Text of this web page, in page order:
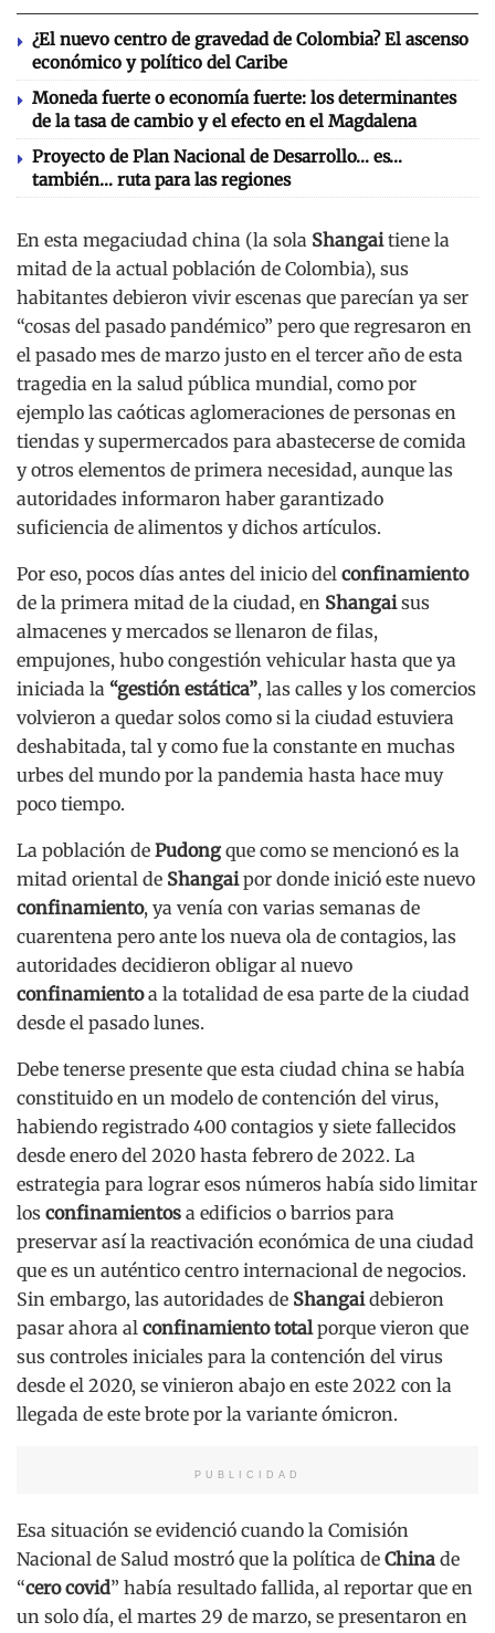
¿El nuevo centro de gravedad de Colombia? El ascenso
económico y político del Caribe
Moneda fuerte o economía fuerte: los determinantes
de la tasa de cambio y el efecto en el Magdalena
Proyecto de Plan Nacional de Desarrollo… es…
también… ruta para las regiones
En esta megaciudad china (la sola Shangaitiene la
mitad de la actual población de Colombia), sus
habitantes debieron vivir escenas que parecían ya ser
“cosas del pasado pandémico” pero que regresaron en
el pasado mes de marzo justo en el tercer año de esta
tragedia en la salud pública mundial, como por
ejemplo las caóticas aglomeraciones de personas en
tiendas y supermercados para abastecerse de comida
y otros elementos de primera necesidad, aunque las
autoridades informaron haber garantizado
suficiencia de alimentos y dichos artículos.
Por eso, pocos días antes del inicio del confinamiento
de la primera mitad de la ciudad, en Shangaisus
almacenes y mercados se llenaron de filas,
empujones, hubo congestión vehicular hasta que ya
iniciada la “gestión estática”, las calles y los comercios
volvieron a quedar solos como si la ciudad estuviera
deshabitada, tal y como fue la constante en muchas
urbes del mundo por la pandemia hasta hace muy
poco tiempo.
La población de Pudong que como se mencionó es la
mitad oriental de Shangaipor donde inició este nuevo
confinamiento, ya venía con varias semanas de
cuarentena pero ante los nueva ola de contagios, las
autoridades decidieron obligar al nuevo
confinamientoa la totalidad de esa parte de la ciudad
desde el pasado lunes.
Debe tenerse presente que esta ciudad china se había
constituido en un modelo de contención del virus,
habiendo registrado 400 contagios y siete fallecidos
desde enero del 2020 hasta febrero de 2022. La
estrategia para lograr esos números había sido limitar
los confinamientos a edificios o barrios para
preservar así la reactivación económica de una ciudad
que es un auténtico centro internacional de negocios.
Sin embargo, las autoridades de Shangaidebieron
pasar ahora al confinamiento totalporque vieron que
sus controles iniciales para la contención del virus
desde el 2020, se vinieron abajo en este 2022 con la
llegada de este brote por la variante ómicron.
PUBLICIDAD
Esa situación se evidenció cuando la Comisión
Nacional de Salud mostró que la política de China de
“cero covid” había resultado fallida, al reportar que en
un solo día, el martes 29 de marzo, se presentaron en